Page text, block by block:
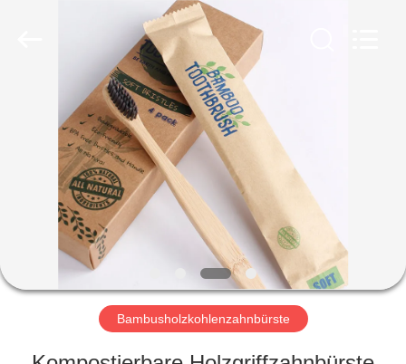
PRODUKTE
VIDEOS
ÜBER
UNS
FABRIK-
Bambusholzkohlenzahnbürste